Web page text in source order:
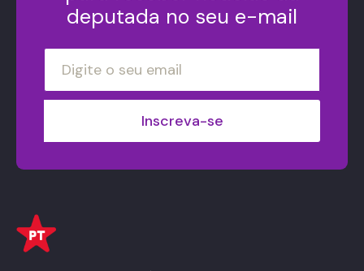
deputada no seu e-mail